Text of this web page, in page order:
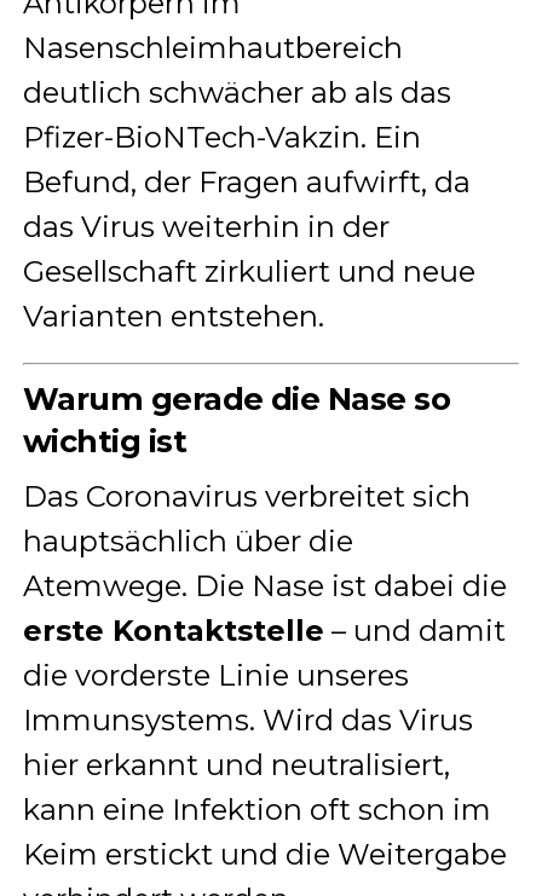
Nasenschleimhautbereich
deutlich schwächer ab als das
Pfizer-BioNTech-Vakzin. Ein
Befund, der Fragen aufwirft, da
das Virus weiterhin in der
Gesellschaft zirkuliert und neue
Varianten entstehen.
Warum gerade die Nase so
wichtig ist
Das Coronavirus verbreitet sich
hauptsächlich über die
Atemwege. Die Nase ist dabei die
erste Kontaktstelle – und damit
die vorderste Linie unseres
Immunsystems. Wird das Virus
hier erkannt und neutralisiert,
kann eine Infektion oft schon im
Keim erstickt und die Weitergabe